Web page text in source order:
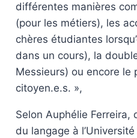
différentes manières
(pour les métiers), les
chères étudiantes
dans un cours), la
Messieurs) ou encore le
citoyen.e.s. »,
Selon Auphélie Ferreira,
du langage à